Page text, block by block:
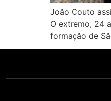
João Couto
O extremo, 24
formação de